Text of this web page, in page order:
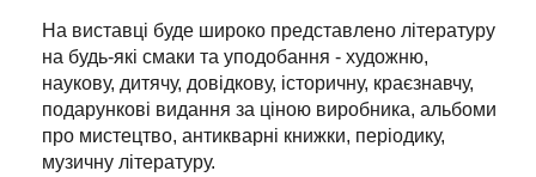
На виставці буде широко представлено літературу
на будь-які смаки та уподобання - художню,
наукову, дитячу, довідкову, історичну, краєзнавчу,
подарункові видання за ціною виробника, альбоми
про мистецтво, антикварні книжки, періодику,
музичну літературу.